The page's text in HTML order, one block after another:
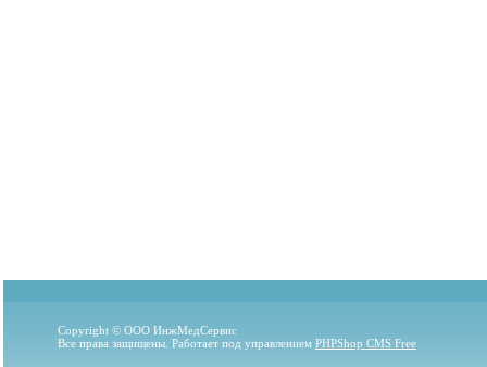
Copyright © ООО ИнжМедСервис
Все права защищены. Работает под управлением PHPShop CMS Free